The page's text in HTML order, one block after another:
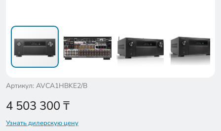
Артикул: AVCA1HBKE2/B
4 503 300₸
Узнать дилерскую цену